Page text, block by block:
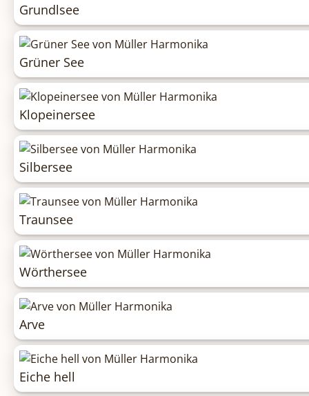
Grundlsee
Grüner See
Klopeinersee
Silbersee
Traunsee
Wörthersee
Arve
Eiche hell